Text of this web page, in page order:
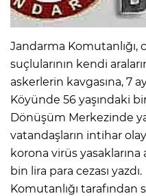
Jandarma
suçlularının kendi
askerlerin kavgasına, 7
Köyünde 56 yaşındaki
Dönüşüm Merkezinde
vatandaşların intihar
korona virüs yasaklarına
bin lira para cezası
Komutanlığı tarafından